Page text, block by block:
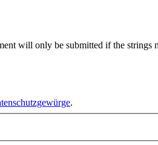
will only be submitted if the strings
.